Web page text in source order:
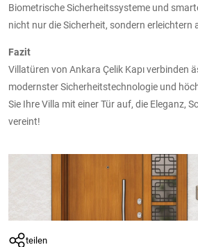
Biometrische Sicherheitssysteme und
nicht nur die Sicherheit, sondern erleichtern
Fazit
Villatüren von Ankara Çelik Kapı verbinden
modernster Sicherheitstechnologie und
Sie Ihre Villa mit einer Tür auf, die Eleganz,
vereint!
teilen